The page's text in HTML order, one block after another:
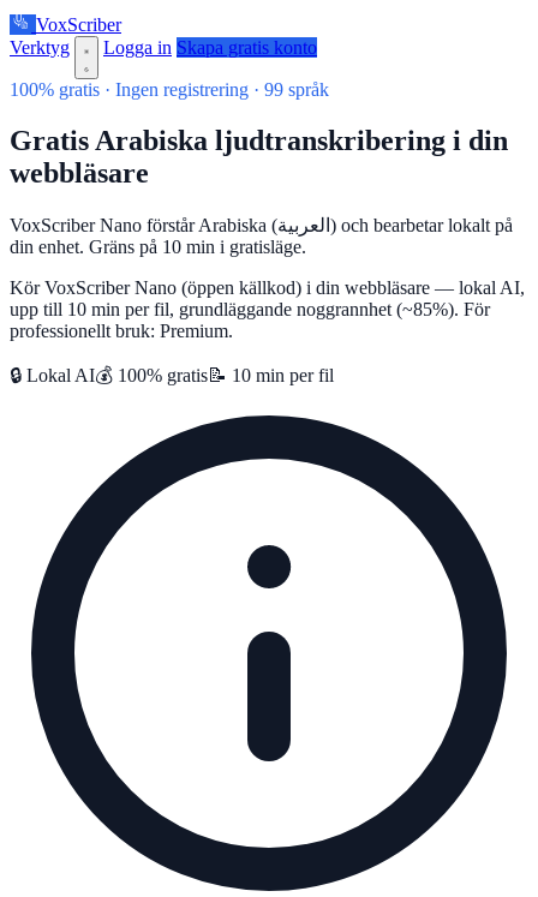
VoxScriber
Verktyg
Logga in Skapa gratis konto
100% gratis · Ingen registrering · 99 språk
Gratis Arabiska ljudtranskribering i din
webbläsare
VoxScriber Nano förstår Arabiska (العربية) och bearbetar lokalt på
din enhet. Gräns på 10 min i gratisläge.
Kör VoxScriber Nano (öppen källkod) i din webbläsare — lokal AI,
upp till 10 min per fil, grundläggande noggrannhet (~85%). För
professionellt bruk: Premium.
🔒 Lokal AI💰 100% gratis📝 10 min per fil